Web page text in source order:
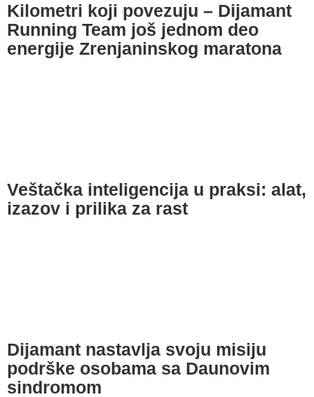
Kilometri koji povezuju – Dijamant
Running Team još jednom deo
energije Zrenjaninskog maratona
Veštačka inteligencija u praksi: alat,
izazov i prilika za rast
Dijamant nastavlja svoju misiju
podrške osobama sa Daunovim
sindromom